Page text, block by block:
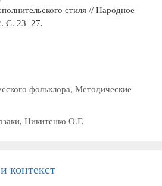
стиля // Народное
С. 23–27.
фольклора, Методические
, Никитенко О.Г.
контекст